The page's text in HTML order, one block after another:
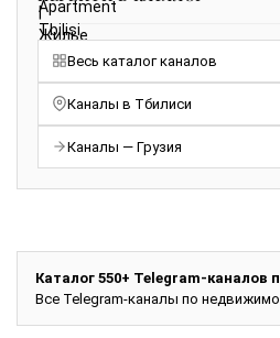
Весь каталог каналов
Каналы в Тбилиси
Каналы — Грузия
Каталог 550+ Telegram-каналов
Все Telegram-каналы по